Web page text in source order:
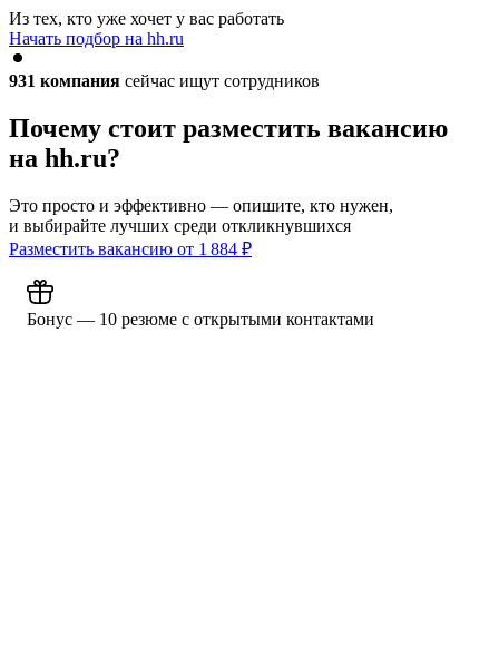
Из тех, кто уже хочет у вас работать
Начать подбор на hh.ru
931 компания сейчас ищут сотрудников
Почему стоит разместить вакансию
на hh.ru?
Это просто и эффективно — опишите, кто нужен,
и выбирайте лучших среди откликнувшихся
Разместить вакансию от 1 884 ₽
Бонус — 10 резюме с открытыми контактами